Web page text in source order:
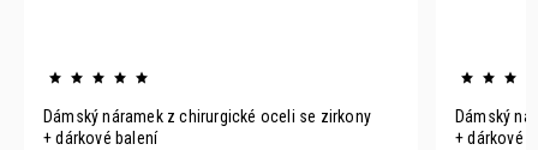
Dámský náramek z chirurgické oceli se zirkony
+ dárkové balení
Dámský
+ dárkové